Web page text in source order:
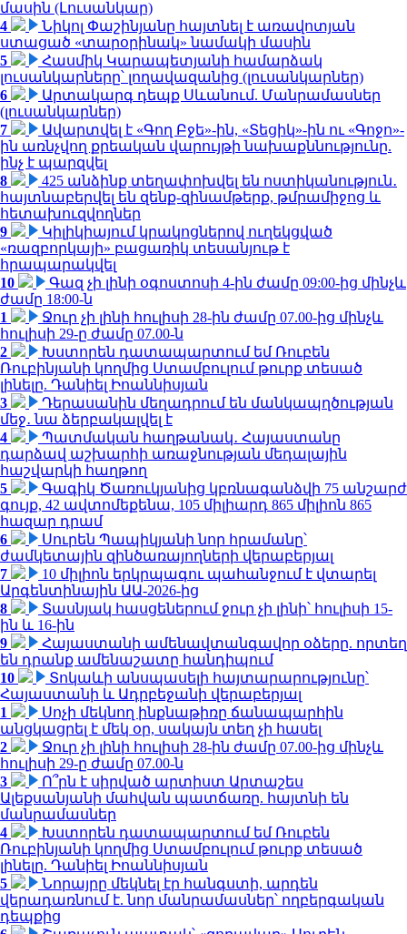
մասին (Լուսանկար)
4
Նիկոլ Փաշինյանը հայտնել է առավոտյան
ստացած «տարօրինակ» նամակի մասին
5
Հասմիկ Կարապետյանի համարձակ
լուսանկարները՝ լողավազանից (լուսանկարներ)
6
Արտակարգ դեպք Սևանում. Մանրամասներ
(լուսանկարներ)
7
Ավարտվել է «Գող Բջե»-ին, «Տեցիկ»-ին ու «Գոջո»-
ին առնչվող քրեական վարույթի նախաքննությունը.
ինչ է պարզվել
8
425 անձինք տեղափոխվել են ոստիկանություն․
հայտնաբերվել են զենք-զինամթերք, թմրամիջոց և
հետախուզվողներ
9
Կիլիկիայում կրակոցներով ուղեկցված
«ռազբորկայի» բացառիկ տեսանյութ է
հրապարակվել
10
Գազ չի լինի օգոստոսի 4-ին ժամը 09:00-ից մինչև
ժամը 18:00-ն
1
Ջուր չի լինի հուլիսի 28-ին ժամը 07.00-ից մինչև
հուլիսի 29-ը ժամը 07.00-ն
2
Խստորեն դատապարտում եմ Ռուբեն
Ռուբինյանի կողմից Ստամբուլում թուրք տեսած
լինելը. Դանիել Իոաննիսյան
3
Դերասանին մեղադրում են մանկապղծության
մեջ․ նա ձերբակալվել է
4
Պատմական հաղթանակ․ Հայաստանը
դարձավ աշխարհի առաջնության մեդալային
հաշվարկի հաղթող
5
Գագիկ Ծառուկյանից կբռնագանձվի 75 անշարժ
գույք, 42 ավտոմեքենա, 105 միլիարդ 865 միլիոն 865
հազար դրամ
6
Սուրեն Պապիկյանի նոր հրամանը՝
ժամկետային զինծառայողների վերաբերյալ
7
10 միլիոն երկրպագու պահանջում է վտարել
Արգենտինային ԱԱ-2026-ից
8
Տասնյակ հասցեներում ջուր չի լինի՝ հուլիսի 15-
ին և 16-ին
9
Հայաստանի ամենավտանգավոր օձերը. որտեղ
են դրանք ամենաշատը հանդիպում
10
Տոկաևի անսպասելի հայտարարությունը՝
Հայաստանի և Ադրբեջանի վերաբերյալ
1
Սոչի մեկնող ինքնաթիռը ճանապարհին
անցկացրել է մեկ օր, սակայն տեղ չի հասել
2
Ջուր չի լինի հուլիսի 28-ին ժամը 07.00-ից մինչև
հուլիսի 29-ը ժամը 07.00-ն
3
Ո՞րն է սիրված արտիստ Արտաշես
Ալեքսանյանի մահվան պատճառը. հայտնի են
մանրամասներ
4
Խստորեն դատապարտում եմ Ռուբեն
Ռուբինյանի կողմից Ստամբուլում թուրք տեսած
լինելը. Դանիել Իոաննիսյան
5
Նորայրը մեկնել էր հանգստի, արդեն
վերադառնում է. նոր մանրամասներ՝ ողբերգական
դեպքից